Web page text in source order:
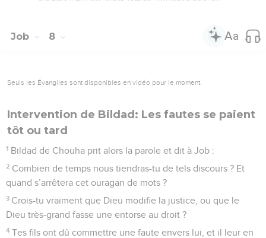
Job 8
Seuls les Évangiles sont disponibles en vidéo pour le moment.
Intervention de Bildad: Les fautes se paient
tôt ou tard
1 Bildad de Chouha prit alors la parole et dit à Job :
2 Combien de temps nous tiendras-tu de tels discours ? Et
quand s’arrêtera cet ouragan de mots ?
3 Crois-tu vraiment que Dieu modifie la justice, ou que le
Dieu très-grand fasse une entorse au droit ?
4 Tes fils ont dû commettre une faute envers lui, et il leur en